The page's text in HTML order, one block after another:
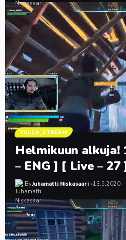
FULCA_STREAM
Helmikuun alkuja!
– ENG ] [ Live – 27
ByJuhamatti Niskasaari 13.5.2020